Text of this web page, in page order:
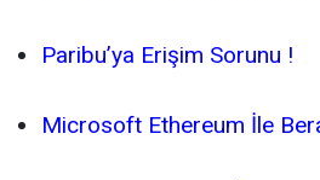
Paribu’ya Erişim Sorunu !
Microsoft Ethereum İle